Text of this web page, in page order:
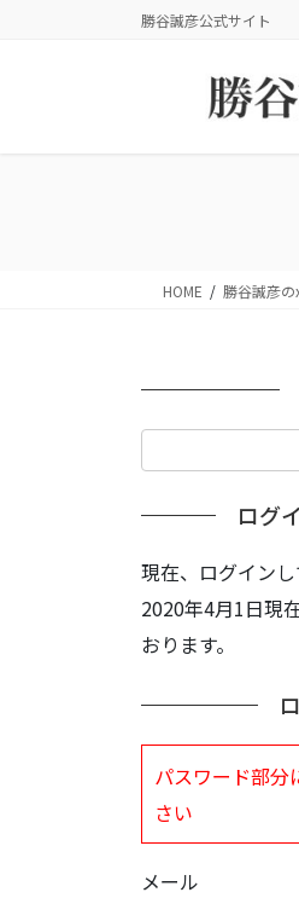
勝谷誠彦公式サイト
HOME 勝谷誠彦の
ログ
現在、ログインし
2020年4月1日現
おります。
パスワード部分
さい
メール